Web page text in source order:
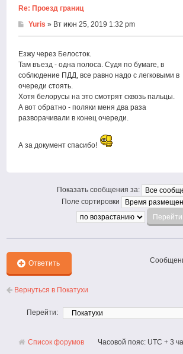
Re: Проезд границ
Yuris » Вт июн 25, 2019 1:32 pm
Езжу через Белосток.
Там въезд - одна полоса. Судя по бумаге, в
соблюдение ПДД, все равно надо с легковыми в
очереди стоять.
Хотя белорусы на это смотрят сквозь пальцы.
А вот обратно - поляки меня два раза
разворачивали в конец очереди.
А за документ спасибо!
Показать сообщения за:
Поле сортировки
Ответить
Вернуться в Покатухи
Перейти:
Список форумов Часовой пояс: UTC + 3